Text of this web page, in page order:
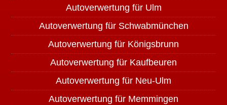
Autoverwertung für Ulm
Autoverwertung für Schwabmünchen
Autoverwertung für Königsbrunn
Autoverwertung für Kaufbeuren
Autoverwertung für Neu-Ulm
Autoverwertung für Memmingen